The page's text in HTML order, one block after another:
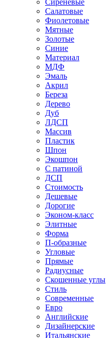
Салатовые
Фиолетовые
Мятные
Золотые
Синие
Материал
МДФ
Эмаль
Акрил
Береза
Дерево
Дуб
ЛДСП
Массив
Пластик
Шпон
Экошпон
С патиной
ДСП
Стоимость
Дешевые
Дорогие
Эконом-класс
Элитные
Форма
П-образные
Угловые
Прямые
Радиусные
Скошенные углы
Стиль
Современные
Евро
Английские
Дизайнерские
Итальянские